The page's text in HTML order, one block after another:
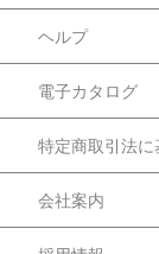
ヘルプ
電子カタログ
特定商取引法に
会社案内